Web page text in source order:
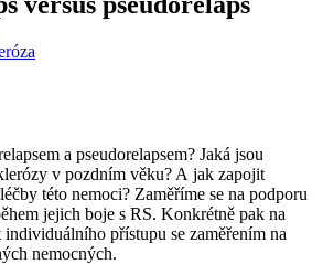
a pseudorelapsem? Jaká jsou
v pozdním věku? A jak zapojit
této nemoci? Zaměříme se na podporu
jejich boje s RS. Konkrétně pak na
přístupu se zaměřením na
nemocných.